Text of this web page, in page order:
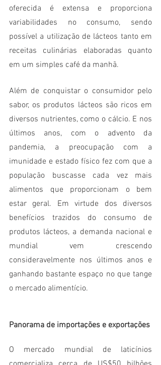
oferecida é extensa e proporciona
variabilidades no consumo, sendo
possível a utilização de lácteos tanto em
receitas culinárias elaboradas quanto
em um simples café da manhã.
Além de conquistar o consumidor pelo
sabor, os produtos lácteos são ricos em
diversos nutrientes, como o cálcio. E nos
últimos anos, com o advento da
pandemia, a preocupação com a
imunidade e estado físico fez com que a
população buscasse cada vez mais
alimentos que proporcionam o bem
estar geral. Em virtude dos diversos
benefícios trazidos do consumo de
produtos lácteos, a demanda nacional e
mundial vem crescendo
consideravelmente nos últimos anos e
ganhando bastante espaço no que tange
o mercado alimentício.
Panorama de importações e exportações
O mercado mundial de laticínios